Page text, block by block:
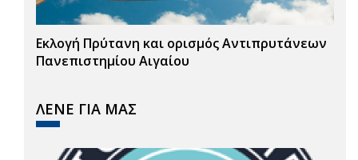
Εκλογή Πρύτανη και ορισμός Αντιπρυτάνεων
Πανεπιστημίου Αιγαίου
ΛΕΝΕ ΓΙΑ ΜΑΣ